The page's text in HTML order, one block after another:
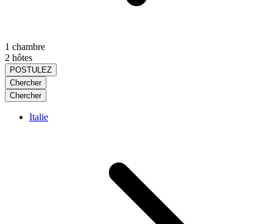
1 chambre
2 hôtes
POSTULEZ
Chercher
Chercher
Italie